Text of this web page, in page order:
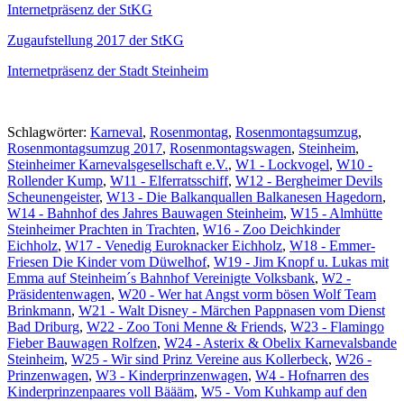
Internetpräsenz der StKG
Zugaufstellung 2017 der StKG
Internetpräsenz der Stadt Steinheim
Schlagwörter: Karneval, Rosenmontag, Rosenmontagsumzug,
Rosenmontagsumzug 2017, Rosenmontagswagen, Steinheim,
Steinheimer Karnevalsgesellschaft e.V., W1 - Lockvogel, W10 -
Rollender Kump, W11 - Elferratsschiff, W12 - Bergheimer Devils
Scheunengeister, W13 - Die Balkanquallen Balkanesen Hagedorn,
W14 - Bahnhof des Jahres Bauwagen Steinheim, W15 - Almhütte
Steinheimer Prachten in Trachten, W16 - Zoo Deichkinder
Eichholz, W17 - Venedig Euroknacker Eichholz, W18 - Emmer-
Friesen Die Kinder vom Düwelhof, W19 - Jim Knopf u. Lukas mit
Emma auf Steinheim´s Bahnhof Vereinigte Volksbank, W2 -
Präsidentenwagen, W20 - Wer hat Angst vorm bösen Wolf Team
Brinkmann, W21 - Walt Disney - Märchen Pappnasen vom Dienst
Bad Driburg, W22 - Zoo Toni Menne & Friends, W23 - Flamingo
Fieber Bauwagen Rolfzen, W24 - Asterix & Obelix Karnevalsbande
Steinheim, W25 - Wir sind Prinz Vereine aus Kollerbeck, W26 -
Prinzenwagen, W3 - Kinderprinzenwagen, W4 - Hofnarren des
Kinderprinzenpaares voll Bäääm, W5 - Vom Kuhkamp auf den